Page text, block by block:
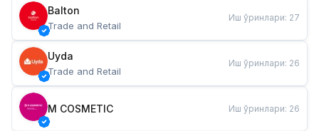
Balton
Trade and Retail
Иш ўринлари: 27
Uyda
Trade and Retail
Иш ўринлари: 26
M COSMETIC Иш ўринлари: 26